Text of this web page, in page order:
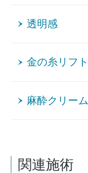
透明感
金の糸リフト
麻酔クリーム
関連施術